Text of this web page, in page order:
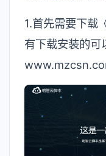
1.首先需要下载
有下载安装的可